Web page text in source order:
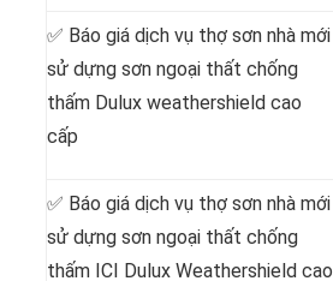
✅ Báo giá dịch vụ thợ sơn nhà mới
sử dựng sơn ngoại thất chống
thấm Dulux weathershield cao
cấp
✅ Báo giá dịch vụ thợ sơn nhà mới
sử dựng sơn ngoại thất chống
thấm ICI Dulux Weathershield cao